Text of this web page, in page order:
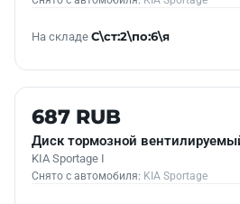
На складе С\ст:2\по:6\я
Б/У В НАЛИЧИИ
687 RUB
Диск тормозной
KIA Sportage I
Снято с автомобиля: KIA Sportage